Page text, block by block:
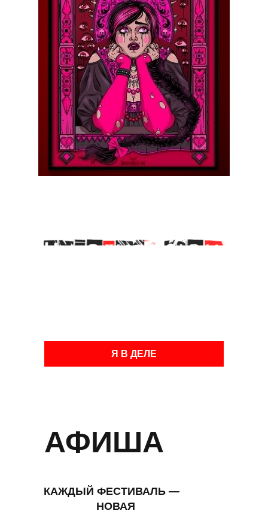
Я В ДЕЛЕ
КАЖДЫЙ ФЕСТИВАЛЬ —
НОВАЯ
АФИША